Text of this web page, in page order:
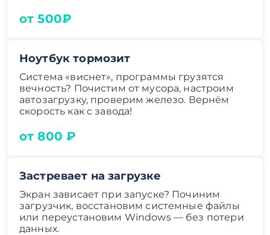
от 500₽
Ноутбук тормозит
Система «виснет», программы грузятся
вечность? Почистим от мусора, настроим
автозагрузку, проверим железо. Вернём
скорость как с завода!
от 800 ₽
Застревает на загрузке
Экран зависает при запуске? Починим
загрузчик, восстановим системные файлы
или переустановим Windows — без потери
данных.